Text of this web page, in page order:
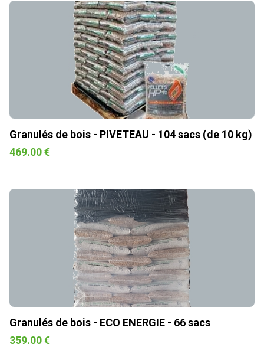
Granulés de bois - PIVETEAU - 104 sacs (de 10 kg)
469.00 €
Granulés de bois - ECO ENERGIE - 66 sacs
359.00 €